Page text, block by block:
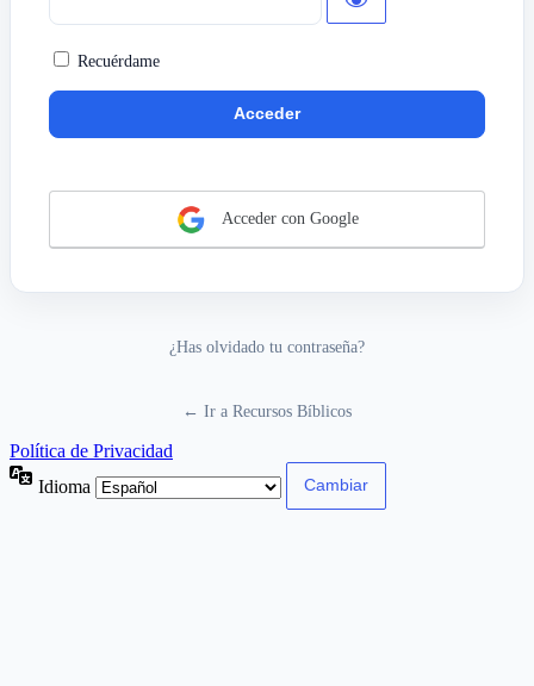
Recuérdame
Acceder con Google
¿Has olvidado tu contraseña?
← Ir a Recursos Bíblicos
Política de Privacidad
Idioma